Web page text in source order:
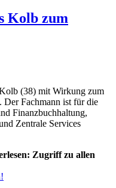
Kolb zum
(38) mit Wirkung zum
Der Fachmann ist für die
Finanzbuchhaltung,
Zentrale Services
Zugriff zu allen